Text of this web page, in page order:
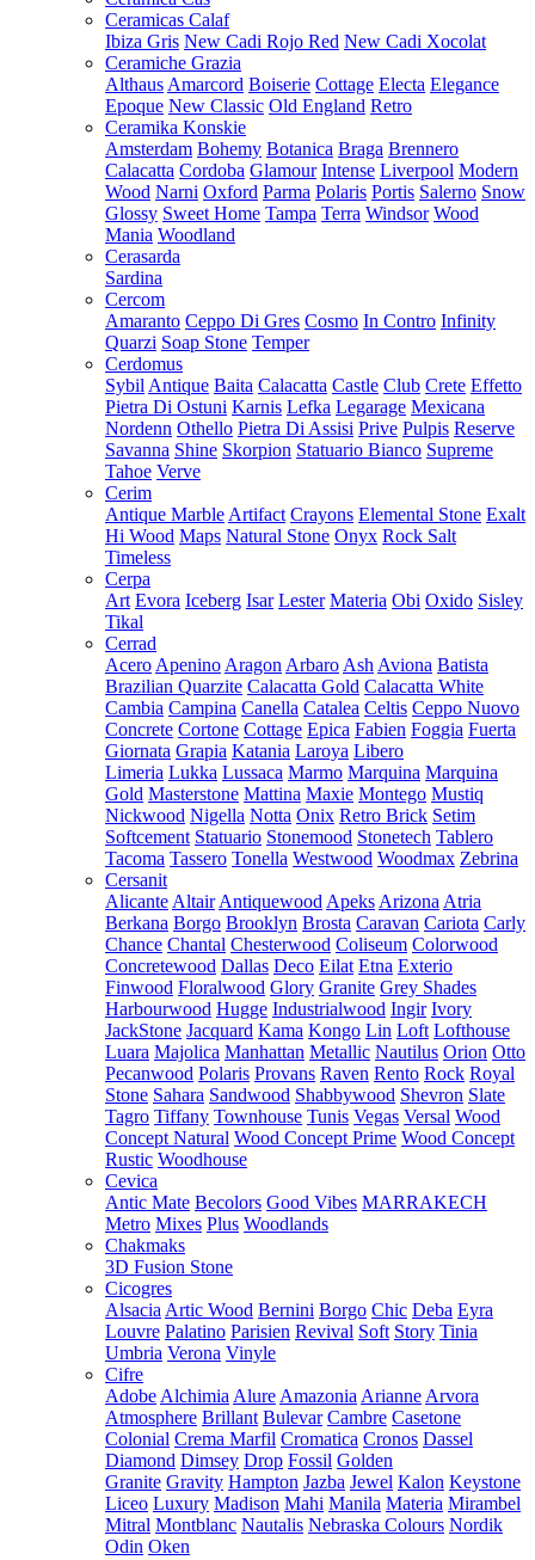
Ceramicas Calaf
Ibiza Gris New Cadi Rojo Red New Cadi Xocolat
Ceramiche Grazia
Althaus Amarcord Boiserie Cottage Electa Elegance
Epoque New Classic Old England Retro
Ceramika Konskie
Amsterdam Bohemy Botanica Braga Brennero
Calacatta Cordoba Glamour Intense Liverpool Modern
Wood Narni Oxford Parma Polaris Portis Salerno Snow
Glossy Sweet Home Tampa Terra Windsor Wood
Mania Woodland
Cerasarda
Sardina
Cercom
Amaranto Ceppo Di Gres Cosmo In Contro Infinity
Quarzi Soap Stone Temper
Cerdomus
Sybil Antique Baita Calacatta Castle Club Crete Effetto
Pietra Di Ostuni Karnis Lefka Legarage Mexicana
Nordenn Othello Pietra Di Assisi Prive Pulpis Reserve
Savanna Shine Skorpion Statuario Bianco Supreme
Tahoe Verve
Cerim
Antique Marble Artifact Crayons Elemental Stone Exalt
Hi Wood Maps Natural Stone Onyx Rock Salt
Timeless
Cerpa
Art Evora Iceberg Isar Lester Materia Obi Oxido Sisley
Tikal
Cerrad
Acero Apenino Aragon Arbaro Ash Aviona Batista
Brazilian Quarzite Calacatta Gold Calacatta White
Cambia Campina Canella Catalea Celtis Ceppo Nuovo
Concrete Cortone Cottage Epica Fabien Foggia Fuerta
Giornata Grapia Katania Laroya Libero
Limeria Lukka Lussaca Marmo Marquina Marquina
Gold Masterstone Mattina Maxie Montego Mustiq
Nickwood Nigella Notta Onix Retro Brick Setim
Softcement Statuario Stonemood Stonetech Tablero
Tacoma Tassero Tonella Westwood Woodmax Zebrina
Cersanit
Alicante Altair Antiquewood Apeks Arizona Atria
Berkana Borgo Brooklyn Brosta Caravan Cariota Carly
Chance Chantal Chesterwood Coliseum Colorwood
Concretewood Dallas Deco Eilat Etna Exterio
Finwood Floralwood Glory Granite Grey Shades
Harbourwood Hugge Industrialwood Ingir Ivory
JackStone Jacquard Kama Kongo Lin Loft Lofthouse
Luara Majolica Manhattan Metallic Nautilus Orion Otto
Pecanwood Polaris Provans Raven Rento Rock Royal
Stone Sahara Sandwood Shabbywood Shevron Slate
Tagro Tiffany Townhouse Tunis Vegas Versal Wood
Concept Natural Wood Concept Prime Wood Concept
Rustic Woodhouse
Cevica
Antic Mate Becolors Good Vibes MARRAKECH
Metro Mixes Plus Woodlands
Chakmaks
3D Fusion Stone
Cicogres
Alsacia Artic Wood Bernini Borgo Chic Deba Eyra
Louvre Palatino Parisien Revival Soft Story Tinia
Umbria Verona Vinyle
Cifre
Adobe Alchimia Alure Amazonia Arianne Arvora
Atmosphere Brillant Bulevar Cambre Casetone
Colonial Crema Marfil Cromatica Cronos Dassel
Diamond Dimsey Drop Fossil Golden
Granite Gravity Hampton Jazba Jewel Kalon Keystone
Liceo Luxury Madison Mahi Manila Materia Mirambel
Mitral Montblanc Nautalis Nebraska Colours Nordik
Odin Oken